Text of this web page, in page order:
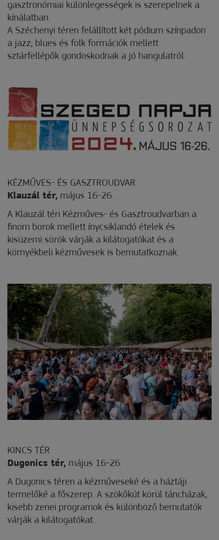
gasztronómiai különlegességek is szerepelnek a
kínálatban.
A Széchenyi téren felállított két pódium színpadon
a jazz, blues és folk formációk mellett
sztárfellépők gondoskodnak a jó hangulatról.
KÉZMŰVES- ÉS GASZTROUDVAR
Klauzál tér, május 16-26.
A Klauzál téri Kézműves- és Gasztroudvarban a
finom borok mellett ínycsiklandó ételek és
kisüzemi sörök várják a kilátogatókat és a
környékbeli kézművesek is bemutatkoznak.
KINCS TÉR
Dugonics tér, május 16-26.
A Dugonics téren a kézműveseké és a háztáji
termelőké a főszerep. A szökőkút körül táncházak,
kisebb zenei programok és különböző bemutatók
várják a kilátogatókat.